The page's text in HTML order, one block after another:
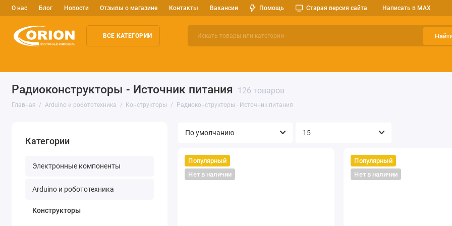
О нас Блог Новости Отзывы о магазине Контакты Вакансии Помощь Старая версия сайта Написать в MAX
ВСЕ КАТЕГОРИИ
Радиоконструкторы - Источник питания 126 товаров
Главная Arduino и робототехника Конструкторы Радиоконструкторы - Источник питания
Категории
Электронные компоненты
Arduino и робототехника
Конструкторы
Популярный
Нет в наличии
Популярный
Нет в наличии